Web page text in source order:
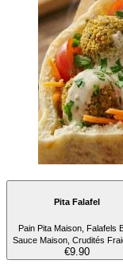
Pita Falafel
Pain Pita Maison, Falafels
Sauce Maison, Crudités
€9.90